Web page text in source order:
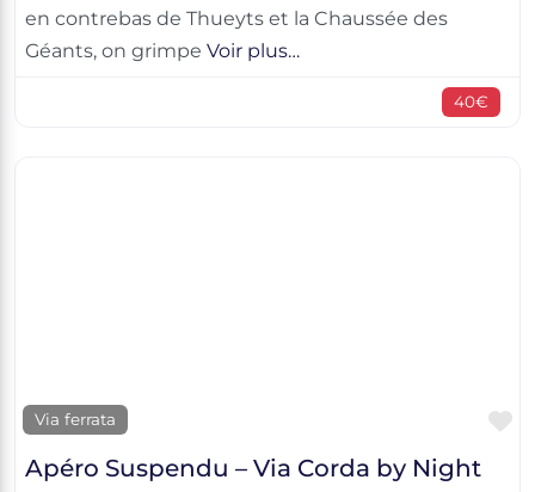
en contrebas de Thueyts et la Chaussée des
Géants, on grimpe Voir plus…
40€
Via ferrata
Apéro Suspendu – Via Corda by Night